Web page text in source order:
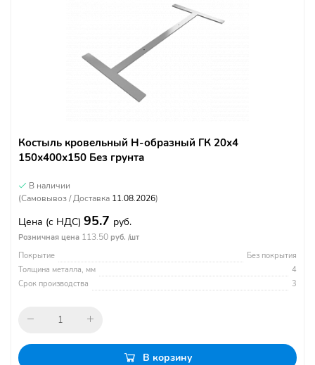
Костыль кровельный Н-образный ГК 20х4
150х400х150 Без грунта
В наличии
(Самовывоз / Доставка 11.08.2026)
Цена (с НДС) 95.7 руб.
Розничная цена 113.50 руб. /шт
Покрытие
Без покрытия
Толщина металла, мм
4
Срок производства
3
В корзину